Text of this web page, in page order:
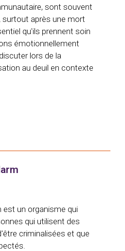
sont souvent
surtout après une mort
qu'ils prennent soin
émotionnellement
lors de la
au deuil en contexte
un organisme qui
qui utilisent des
criminalisées et que